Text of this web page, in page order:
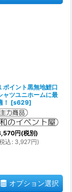
ポイント黒無地鯉口
ャツユニホームに最
！ [s629]
円(税別)
込 : 3,927円)
オプション選択